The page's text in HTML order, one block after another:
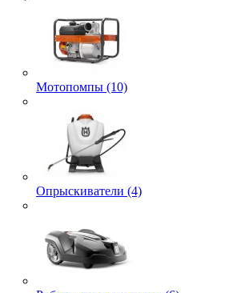
Мотопомпы (10)
Опрыскиватели (4)